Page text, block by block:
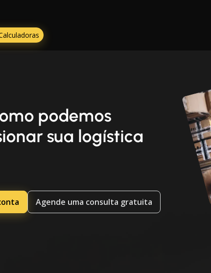
podemos
sua logística
Agende uma consulta gratuita